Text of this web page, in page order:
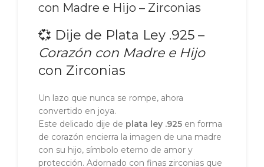
con Madre e Hijo – Zirconias
💞 Dije de Plata Ley .925 –
Corazón con Madre e Hijo
con Zirconias
Un lazo que nunca se rompe, ahora
convertido en joya.
Este delicado dije de plata ley .925 en forma
de corazón encierra la imagen de una madre
con su hijo, símbolo eterno de amor y
protección. Adornado con finas zirconias que